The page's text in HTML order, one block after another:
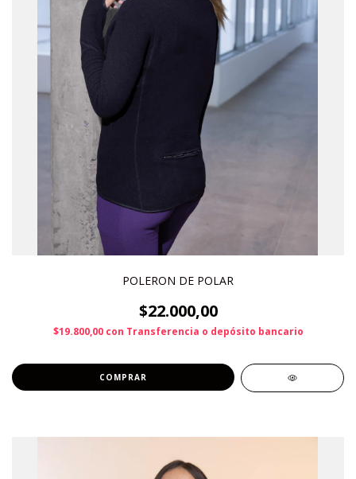
POLERON DE POLAR
$22.000,00
$19.800,00 con Transferencia o depósito bancario
COMPRAR